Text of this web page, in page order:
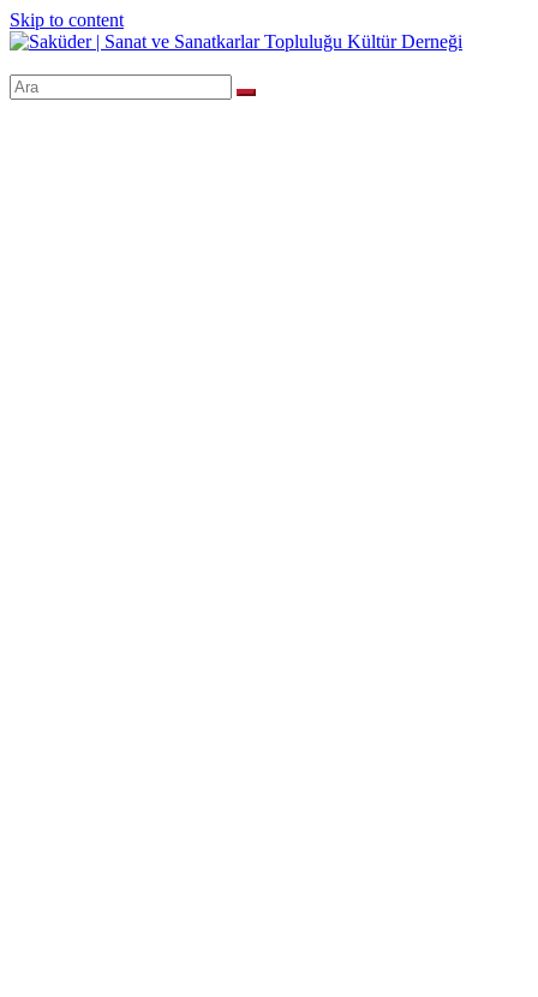
Skip to content